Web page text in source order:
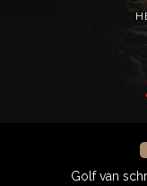
Golf van